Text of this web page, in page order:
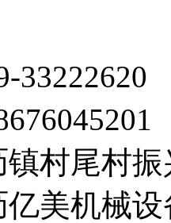
33222620
村尾村
美机械设